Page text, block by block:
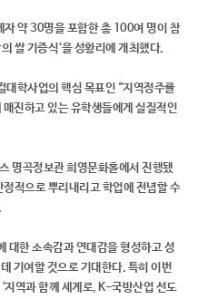
약 30명을 포함한 총 100여 명이 참
쌀 기증식‘을 성황리에 개최했다.
대학사업의 핵심 목표인 “지역정주를
진하고 있는 유학생들에게 실질적인
명곡정보관 희영문화홀에서 진행됐
적으로 뿌리내리고 학업에 전념할 수
대한 소속감과 연대감을 형성하고 성
기여할 것으로 기대한다. 특히 이번
지역과 함께 세계로, K-국방산업 선도